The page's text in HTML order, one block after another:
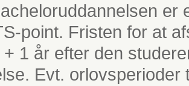
er
point. Fristen for at
1 år efter den
Evt.